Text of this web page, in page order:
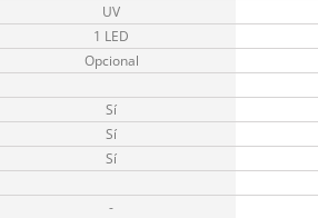
UV
1 LED
Opcional
Sí
Sí
Sí
-